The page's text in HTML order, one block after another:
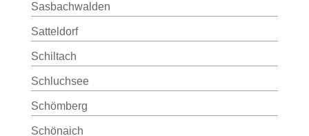
Sasbachwalden
Satteldorf
Schiltach
Schluchsee
Schömberg
Schönaich